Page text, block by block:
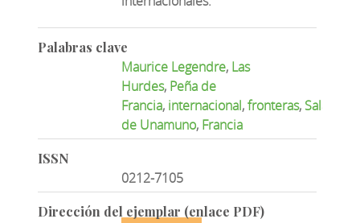
Palabras clave
Maurice Legendre, Las
Hurdes, Peña de
Francia, internacional,fronteras,
de Unamuno, Francia
ISSN
0212-7105
Dirección del ejemplar (enlace PDF)